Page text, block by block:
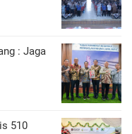
: Jaga
510